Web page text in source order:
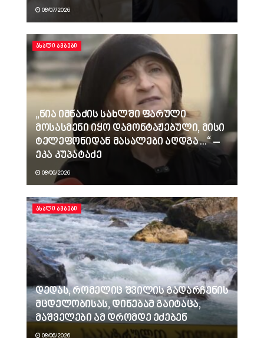
08/07/2026
ᲐᲮᲐᲚᲘ ᲐᲛᲑᲔᲑᲘ
„ნია იმნაძის სახლში ფარული
მოსასმენი იყო დამონტაჟებული, მისი
ტელეფონიდან მასალები აღდგა…“ –
ეკა კუპატაძე
08/06/2026
ᲐᲮᲐᲚᲘ ᲐᲛᲑᲔᲑᲘ
დედას, რომელიც შვილის გადარჩენის
მცდელობისას, დინებამ გაიტაცა,
მაშველები ამ დრომდე ეძებენ
08/06/2026